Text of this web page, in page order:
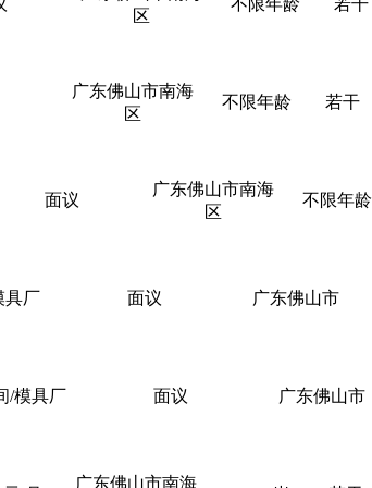
区
不限年龄 若干
广东佛山市南海
区
不限年龄 若干
面议
广东佛山市南海
区
不限年龄
具厂 面议 广东佛山市
/模具厂 面议 广东佛山市
广东佛山市南海